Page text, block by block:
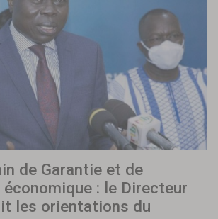
de Garantie et de
: le Directeur
les orientations du